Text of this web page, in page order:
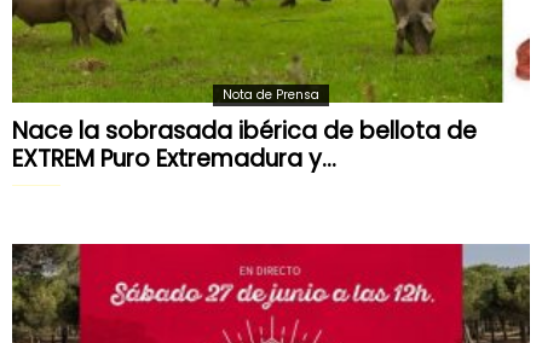
Nota de Prensa
Nace la sobrasada ibérica de bellota de
EXTREM Puro Extremadura y...